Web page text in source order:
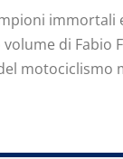
immortali
di Fabio
motociclismo